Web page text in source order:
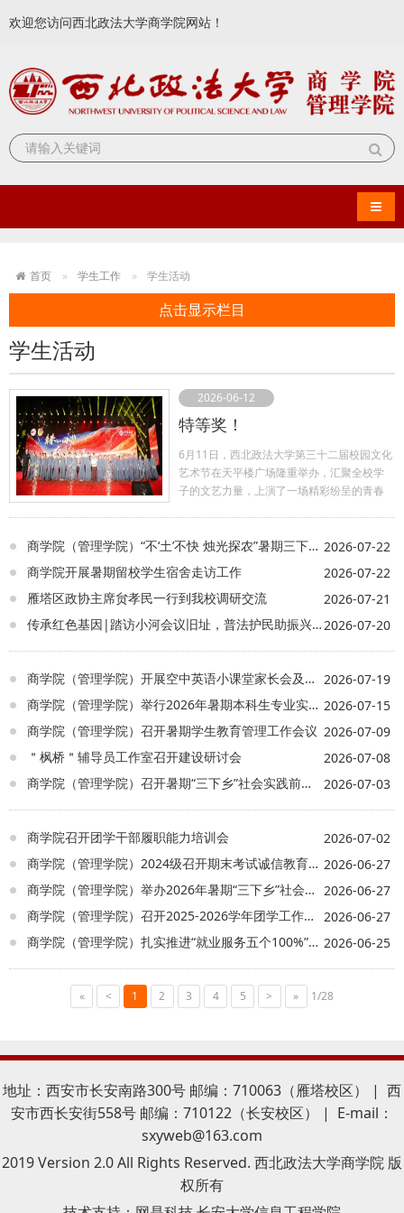
欢迎您访问西北政法大学商学院网站！
导航
首页 学生工作 学生活动
点击显示栏目
学生活动
2026-06-12
特等奖！
6月11日，西北政法大学第三十二届校园文化
艺术节在天平楼广场隆重举办，汇聚全校学
子的文艺力量，上演了一场精彩纷呈的青春
春风采演绎红色初心，用赤诚之声抒发家国
情怀，荣获特等奖。 由我院22名舞者表演 将
近代革命风骨 与舞台叙事艺术相结合 演绎出
信仰与热血的磅礴交响 秋瑾精神是近代珍贵
的红色风骨 而家国大义则是中华儿女永恒的
精神信仰 舞蹈《秋瑾颂》 以沉浸式舞台演绎
承载百年不朽的红色精神元素 二者的巧妙结
合 凝聚近代革命风骨 彰显时代热血担当 传承
华夏爱国薪火 在表演中，舞台上一幕幕场景
伴着音乐缓缓更迭，有限的舞台空间被光影
与场景调度划分成层层递进的叙事篇章，舞
先烈心怀家国、勇赴山河的英雄形象徐徐展
开。坚毅昂扬的舞者时而化身热血志士奔赴
仰，从容奔赴家国使命。在舞台氛围的层层
烘托下，群舞演员向观众呈现了一场震撼人
极具张力的演绎 展现红色革命精神之美 传递
新时代青年的家国情怀 也筑牢了青年一代的
商学院（管理学院）“不‘土’不快 烛光探农”暑期三下乡实践团——赴陕西省安康市岚皋县蜡烛村暑期社会实践纪实 2026-07-22
商学院开展暑期留校学生宿舍走访工作
2026-07-22
雁塔区政协主席贠孝民一行到我校调研交流
2026-07-21
传承红色基因|踏访小河会议旧址，普法护民助振兴 ——商学院（管理学院）赴陕西榆林靖边小河会议旧址暑期社会实践团三下乡实践纪实 2026-07-20
商学院（管理学院）开展空中英语小课堂家长会及志愿者培训会
2026-07-19
商学院（管理学院）举行2026年暑期本科生专业实习出征仪式 2026-07-15
商学院（管理学院）召开暑期学生教育管理工作会议 2026-07-09
＂枫桥＂辅导员工作室召开建设研讨会
2026-07-08
商学院（管理学院）召开暑期“三下乡”社会实践前培训会
2026-07-03
商学院召开团学干部履职能力培训会
2026-07-02
商学院（管理学院）2024级召开期末考试诚信教育大会 2026-06-27
商学院（管理学院）举办2026年暑期“三下乡”社会实践院级立项答辩
2026-06-27
商学院（管理学院）召开2025-2026学年团学工作表彰大会
2026-06-27
商学院（管理学院）扎实推进“就业服务五个100%”专项工作 多措并举助力2027届毕业生升学就业 2026-06-25
« < 1 2 3 4 5 > » 1/28
地址：西安市长安南路300号 邮编：710063（雁塔校区） | 西
安市西长安街558号 邮编：710122（长安校区） | E-mail：
sxyweb@163.com
2019 Version 2.0 All Rights Reserved. 西北政法大学商学院 版
权所有